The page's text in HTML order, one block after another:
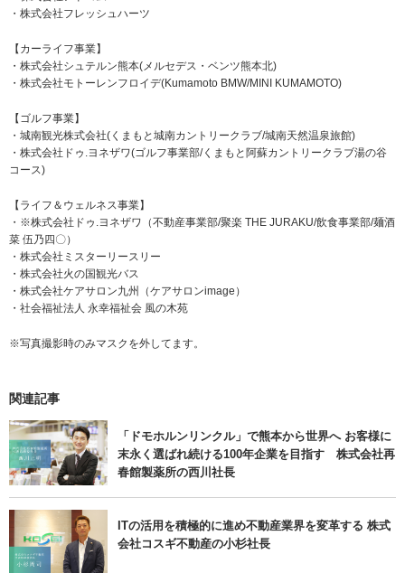
・株式会社フレッシュハーツ
【カーライフ事業】
・株式会社シュテルン熊本(メルセデス・ベンツ熊本北)
・株式会社モトーレンフロイデ(Kumamoto BMW/MINI KUMAMOTO)
【ゴルフ事業】
・城南観光株式会社(くまもと城南カントリークラブ/城南天然温泉旅館)
・株式会社ドゥ.ヨネザワ(ゴルフ事業部/くまもと阿蘇カントリークラブ湯の谷
コース)
【ライフ＆ウェルネス事業】
・※株式会社ドゥ.ヨネザワ（不動産事業部/聚楽 THE JURAKU/飲食事業部/麺酒
菜 伍乃四〇）
・株式会社ミスターリースリー
・株式会社火の国観光バス
・株式会社ケアサロン九州（ケアサロンimage）
・社会福祉法人 永幸福祉会 風の木苑
※写真撮影時のみマスクを外してます。
関連記事
「ドモホルンリンクル」で熊本から世界へ お客様に
末永く選ばれ続ける100年企業を目指す 株式会社再
春館製薬所の西川社長
ITの活用を積極的に進め不動産業界を変革する 株式
会社コスギ不動産の小杉社長